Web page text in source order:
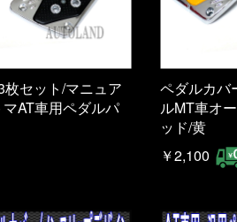
セット/マニュア
AT車用ペダルパ
ペダルカバ
ルMT車オ
ッド/黄
￥2,100